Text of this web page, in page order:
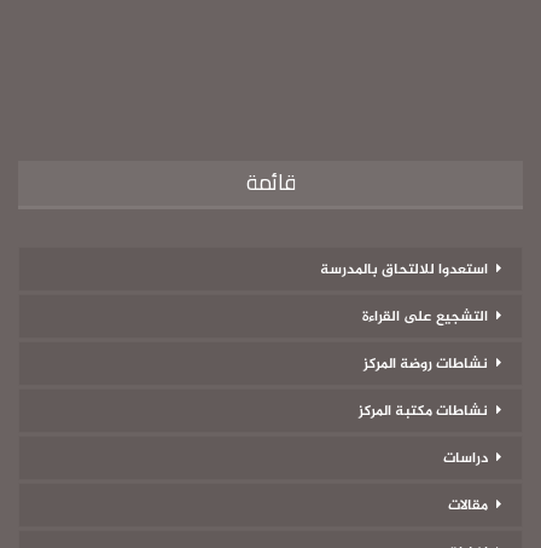
قائمة
استعدوا للالتحاق بالمدرسة
التشجيع على القراءة
نشاطات روضة المركز
نشاطات مكتبة المركز
دراسات
مقالات